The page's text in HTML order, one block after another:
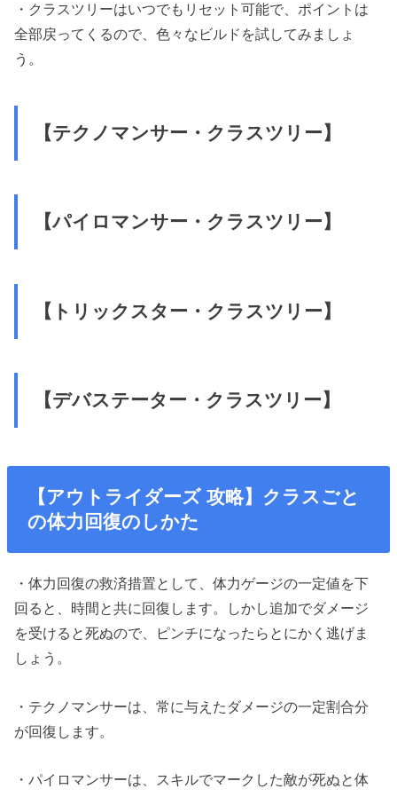
・クラスツリーはいつでもリセット可能で、ポイントは
全部戻ってくるので、色々なビルドを試してみましょ
う。
【テクノマンサー・クラスツリー】
【パイロマンサー・クラスツリー】
【トリックスター・クラスツリー】
【デバステーター・クラスツリー】
【アウトライダーズ 攻略】クラスごと
の体力回復のしかた
・体力回復の救済措置として、体力ゲージの一定値を下
回ると、時間と共に回復します。しかし追加でダメージ
を受けると死ぬので、ピンチになったらとにかく逃げま
しょう。
・テクノマンサーは、常に与えたダメージの一定割合分
が回復します。
・パイロマンサーは、スキルでマークした敵が死ぬと体